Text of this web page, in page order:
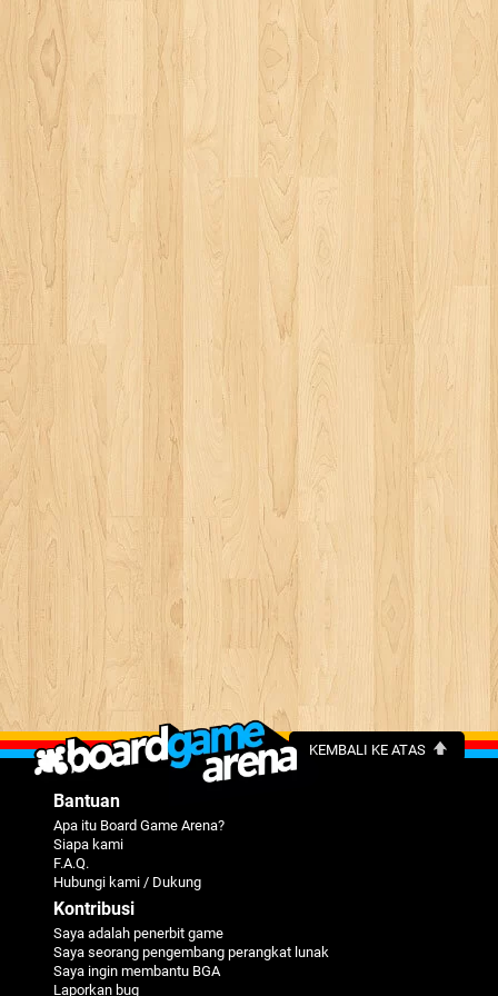
KEMBALI KE ATAS
Bantuan
Apa itu Board Game Arena?
Siapa kami
F.A.Q.
Hubungi kami / Dukung
Kontribusi
Saya adalah penerbit game
Saya seorang pengembang perangkat lunak
Saya ingin membantu BGA
Laporkan bug